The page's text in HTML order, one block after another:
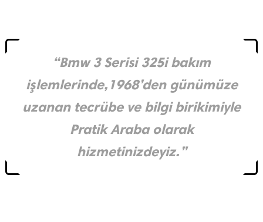
“Bmw 3 Serisi 325i bakım
işlemlerinde,1968’den günümüze
uzanan tecrübe ve bilgi birikimiyle
Pratik Araba olarak
hizmetinizdeyiz.”